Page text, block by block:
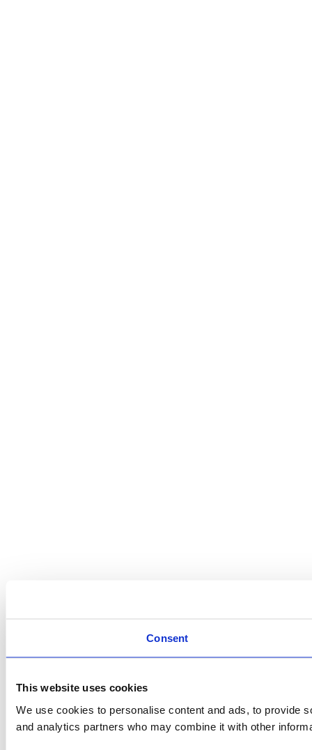
Consent
This website uses cookies
We use cookies to personalise content and ads, to provide
and analytics partners who may combine it with other